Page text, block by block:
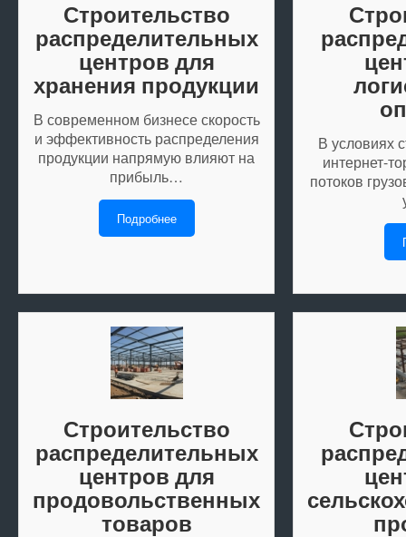
Строительство
распределительных
центров для
хранения продукции
В современном бизнесе скорость
и эффективность распределения
продукции напрямую влияют на
прибыль…
Подробнее
В условиях
интернет-
потоков
Строительство
распределительных
центров для
продовольственных
товаров